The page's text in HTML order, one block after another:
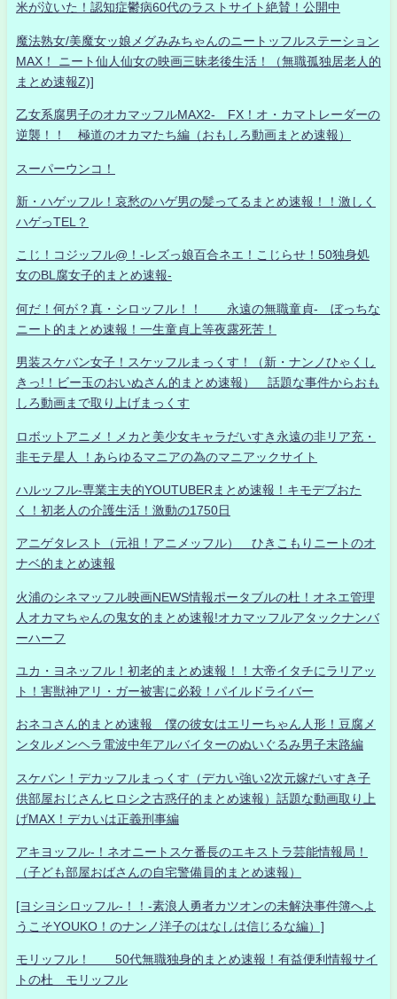
米が泣いた！認知症鬱病60代のラストサイト絶賛！公開中
魔法熟女/美魔女ッ娘メグみみちゃんのニートッフルステーション
MAX！ ニート仙人仙女の映画三昧老後生活！（無職孤独居老人的
まとめ速報Z)]
乙女系腐男子のオカマッフルMAX2- FX！オ・カマトレーダーの
逆襲！！ 極道のオカマたち編（おもしろ動画まとめ速報）
スーパーウンコ！
新・ハゲッフル！哀愁のハゲ男の髪ってるまとめ速報！！激しく
ハゲっTEL？
こじ！コジッフル@！-レズっ娘百合ネエ！こじらせ！50独身処
女のBL腐女子的まとめ速報-
何だ！何が？真・シロッフル！！ 永遠の無職童貞- ぼっちな
ニート的まとめ速報！一生童貞上等夜露死苦！
男装スケバン女子！スケッフルまっくす！（新・ナンノひゃくし
きっ!！ビー玉のおいぬさん的まとめ速報） 話題な事件からおも
しろ動画まで取り上げまっくす
ロボットアニメ！メカと美少女キャラだいすき永遠の非リア充・
非モテ星人 ！あらゆるマニアの為のマニアックサイト
ハルッフル-専業主夫的YOUTUBERまとめ速報！キモデブおた
く！初老人の介護生活！激動の1750日
アニゲタレスト（元祖！アニメッフル） ひきこもりニートのオ
ナベ的まとめ速報
火浦のシネマッフル映画NEWS情報ポータブルの杜！オネエ管理
人オカマちゃんの鬼女的まとめ速報!オカマッフルアタックナンバ
ーハーフ
ユカ・ヨネッフル！初老的まとめ速報！！大帝イタチにラリアッ
ト！害獣神アリ・ガー被害に必殺！パイルドライバー
おネコさん的まとめ速報 僕の彼女はエリーちゃん人形！豆腐メ
ンタルメンヘラ電波中年アルバイターのぬいぐるみ男子末路編
スケバン！デカッフルまっくす（デカい強い2次元嫁だいすき子
供部屋おじさんヒロシ之古惑仔的まとめ速報）話題な動画取り上
げMAX！デカいは正義刑事編
アキヨッフル-！ネオニートスケ番長のエキストラ芸能情報局！
（子ども部屋おばさんの自宅警備員的まとめ速報）
[ヨシヨシロッフル-！！-素浪人勇者カツオンの未解決事件簿へよ
うこそYOUKO！のナンノ洋子のはなしは信じるな編）]
モリッフル！ 50代無職独身的まとめ速報！有益便利情報サイ
トの杜 モリッフル